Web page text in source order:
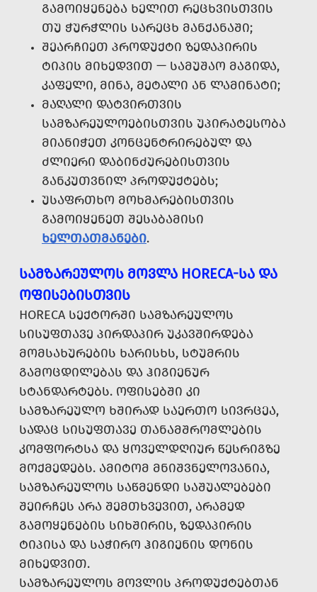
ᲒᲐᲛᲝᲘᲧᲔᲜᲔᲑᲐ ᲮᲔᲚᲘᲗ ᲠᲔᲪᲮᲕᲘᲡᲗᲕᲘᲡ
ᲗᲣ ᲭᲣᲠᲭᲚᲘᲡ ᲡᲐᲠᲔᲪᲮ ᲛᲐᲜᲥᲐᲜᲐᲨᲘ;
ᲨᲔᲐᲠᲩᲘᲔᲗ ᲞᲠᲝᲓᲣᲥᲢᲘ ᲖᲔᲓᲐᲞᲘᲠᲘᲡ
ᲢᲘᲞᲘᲡ ᲛᲘᲮᲔᲓᲕᲘᲗ — ᲡᲐᲛᲣᲨᲐᲝ ᲛᲐᲒᲘᲓᲐ,
ᲙᲐᲤᲔᲚᲘ, ᲛᲘᲜᲐ, ᲛᲔᲢᲐᲚᲘ ᲐᲜ ᲚᲐᲛᲘᲜᲐᲢᲘ;
ᲛᲐᲦᲐᲚᲘ ᲓᲐᲢᲕᲘᲠᲗᲕᲘᲡ
ᲡᲐᲛᲖᲐᲠᲔᲣᲚᲝᲔᲑᲘᲡᲗᲕᲘᲡ ᲣᲞᲘᲠᲐᲢᲔᲡᲝᲑᲐ
ᲛᲘᲐᲜᲘᲭᲔᲗ ᲙᲝᲜᲪᲔᲜᲢᲠᲘᲠᲔᲑᲣᲚ ᲓᲐ
ᲫᲚᲘᲔᲠᲘ ᲓᲐᲑᲘᲜᲫᲣᲠᲔᲑᲘᲡᲗᲕᲘᲡ
ᲒᲐᲜᲙᲣᲗᲕᲜᲘᲚ ᲞᲠᲝᲓᲣᲥᲢᲔᲑᲡ;
ᲣᲡᲐᲤᲠᲗᲮᲝ ᲛᲝᲮᲛᲐᲠᲔᲑᲘᲡᲗᲕᲘᲡ
ᲒᲐᲛᲝᲘᲧᲔᲜᲔᲗ ᲨᲔᲡᲐᲑᲐᲛᲘᲡᲘ
ᲮᲔᲚᲗᲐᲗᲛᲐᲜᲔᲑᲘ.
ᲡᲐᲛᲖᲐᲠᲔᲣᲚᲝᲡ ᲛᲝᲕᲚᲐ HORECA-ᲡᲐ ᲓᲐ
ᲝᲤᲘᲡᲔᲑᲘᲡᲗᲕᲘᲡ
HORECA ᲡᲔᲥᲢᲝᲠᲨᲘ ᲡᲐᲛᲖᲐᲠᲔᲣᲚᲝᲡ
ᲡᲘᲡᲣᲤᲗᲐᲕᲔ ᲞᲘᲠᲓᲐᲞᲘᲠ ᲣᲙᲐᲕᲨᲘᲠᲓᲔᲑᲐ
ᲛᲝᲛᲡᲐᲮᲣᲠᲔᲑᲘᲡ ᲮᲐᲠᲘᲡᲮᲡ, ᲡᲢᲣᲛᲠᲘᲡ
ᲒᲐᲛᲝᲪᲓᲘᲚᲔᲑᲐᲡ ᲓᲐ ᲰᲘᲒᲘᲔᲜᲣᲠ
ᲡᲢᲐᲜᲓᲐᲠᲢᲔᲑᲡ. ᲝᲤᲘᲡᲔᲑᲨᲘ ᲙᲘ
ᲡᲐᲛᲖᲐᲠᲔᲣᲚᲝ ᲮᲨᲘᲠᲐᲓ ᲡᲐᲔᲠᲗᲝ ᲡᲘᲕᲠᲪᲔᲐ,
ᲡᲐᲓᲐᲪ ᲡᲘᲡᲣᲤᲗᲐᲕᲔ ᲗᲐᲜᲐᲛᲨᲠᲝᲛᲚᲔᲑᲘᲡ
ᲙᲝᲛᲤᲝᲠᲢᲡᲐ ᲓᲐ ᲧᲝᲕᲔᲚᲓᲦᲘᲣᲠ ᲬᲔᲡᲠᲘᲒᲖᲔ
ᲛᲝᲥᲛᲔᲓᲔᲑᲡ. ᲐᲛᲘᲢᲝᲛ ᲛᲜᲘᲨᲕᲜᲔᲚᲝᲕᲐᲜᲘᲐ,
ᲡᲐᲛᲖᲐᲠᲔᲣᲚᲝᲡ ᲡᲐᲬᲛᲔᲜᲓᲘ ᲡᲐᲨᲣᲐᲚᲔᲑᲔᲑᲘ
ᲨᲔᲘᲠᲩᲔᲡ ᲐᲠᲐ ᲨᲔᲛᲗᲮᲕᲔᲕᲘᲗ, ᲐᲠᲐᲛᲔᲓ
ᲒᲐᲛᲝᲧᲔᲜᲔᲑᲘᲡ ᲡᲘᲮᲨᲘᲠᲘᲡ, ᲖᲔᲓᲐᲞᲘᲠᲘᲡ
ᲢᲘᲞᲘᲡᲐ ᲓᲐ ᲡᲐᲭᲘᲠᲝ ᲰᲘᲒᲘᲔᲜᲘᲡ ᲓᲝᲜᲘᲡ
ᲛᲘᲮᲔᲓᲕᲘᲗ.
ᲡᲐᲛᲖᲐᲠᲔᲣᲚᲝᲡ ᲛᲝᲕᲚᲘᲡ ᲞᲠᲝᲓᲣᲥᲢᲔᲑᲗᲐᲜ